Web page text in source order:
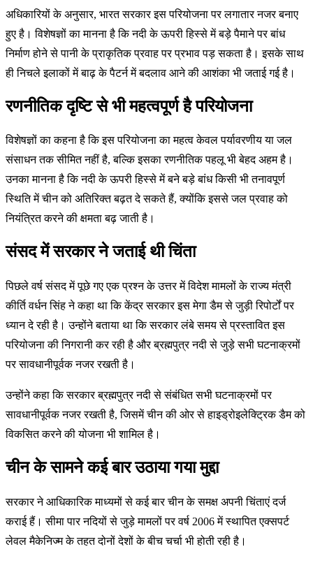
अधिकारियों के अनुसार, भारत सरकार इस परियोजना पर लगातार नजर बनाए
हुए है। विशेषज्ञों का मानना है कि नदी के ऊपरी हिस्से में बड़े पैमाने पर बांध
निर्माण होने से पानी के प्राकृतिक प्रवाह पर प्रभाव पड़ सकता है। इसके साथ
ही निचले इलाकों में बाढ़ के पैटर्न में बदलाव आने की आशंका भी जताई गई है।
रणनीतिक दृष्टि से भी महत्वपूर्ण है परियोजना
विशेषज्ञों का कहना है कि इस परियोजना का महत्व केवल पर्यावरणीय या जल
संसाधन तक सीमित नहीं है, बल्कि इसका रणनीतिक पहलू भी बेहद अहम है।
उनका मानना है कि नदी के ऊपरी हिस्से में बने बड़े बांध किसी भी तनावपूर्ण
स्थिति में चीन को अतिरिक्त बढ़त दे सकते हैं, क्योंकि इससे जल प्रवाह को
नियंत्रित करने की क्षमता बढ़ जाती है।
संसद में सरकार ने जताई थी चिंता
पिछले वर्ष संसद में पूछे गए एक प्रश्न के उत्तर में विदेश मामलों के राज्य मंत्री
कीर्ति वर्धन सिंह ने कहा था कि केंद्र सरकार इस मेगा डैम से जुड़ी रिपोर्टों पर
ध्यान दे रही है। उन्होंने बताया था कि सरकार लंबे समय से प्रस्तावित इस
परियोजना की निगरानी कर रही है और ब्रह्मपुत्र नदी से जुड़े सभी घटनाक्रमों
पर सावधानीपूर्वक नजर रखती है।
उन्होंने कहा कि सरकार ब्रह्मपुत्र नदी से संबंधित सभी घटनाक्रमों पर
सावधानीपूर्वक नजर रखती है, जिसमें चीन की ओर से हाइड्रोइलेक्ट्रिक डैम को
विकसित करने की योजना भी शामिल है।
चीन के सामने कई बार उठाया गया मुद्दा
सरकार ने आधिकारिक माध्यमों से कई बार चीन के समक्ष अपनी चिंताएं दर्ज
कराई हैं। सीमा पार नदियों से जुड़े मामलों पर वर्ष 2006 में स्थापित एक्सपर्ट
लेवल मैकेनिज्म के तहत दोनों देशों के बीच चर्चा भी होती रही है।